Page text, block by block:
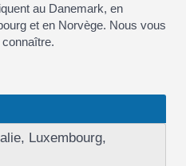
au Danemark, en
et en Norvège. Nous vous
Luxembourg,